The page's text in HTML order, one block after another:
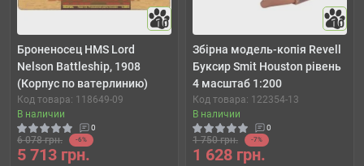
10
Броненосец HMS Lord
Nelson Battleship, 1908
(Корпус по ватерлинию)
Код товара: 118649-09
В наличии
0
6 078 грн. -6%
5 713 грн.
10
Збірна модель-копія Revell
Буксир Smit Houston рівень
4 масштаб 1:200
Код товара: 122354-13
В наличии
0
1 750 грн. -7%
1 628 грн.